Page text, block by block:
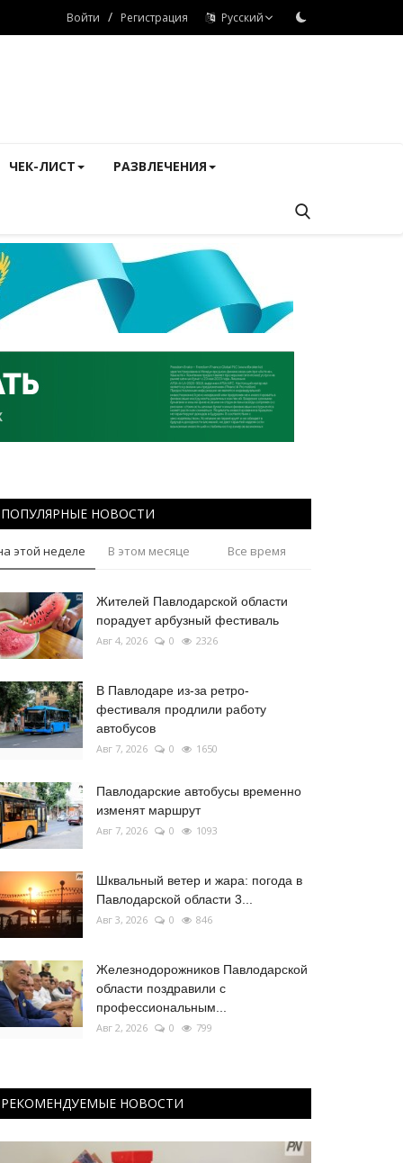
Войти / Регистрация Русский
ЧЕК-ЛИСТ РАЗВЛЕЧЕНИЯ
ПОПУЛЯРНЫЕ НОВОСТИ
этой неделе В этом месяце Все время
Жителей Павлодарской области
порадует арбузный фестиваль
Авг 4, 2026 0 2326
В Павлодаре из-за ретро-
фестиваля продлили работу
автобусов
Авг 7, 2026 0 1650
Павлодарские автобусы временно
изменят маршрут
Авг 7, 2026 0 1093
Шквальный ветер и жара: погода в
Павлодарской области 3...
Авг 3, 2026 0 846
Железнодорожников Павлодарской
области поздравили с
профессиональным...
Авг 2, 2026 0 799
РЕКОМЕНДУЕМЫЕ НОВОСТИ